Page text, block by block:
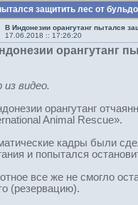
защитить лес от
В Индонезии орангутанг пытался
17.06.2018 :: 17:26:20
орангутанг
из видео.
орангутанг
Animal Rescue».
кадры были
и попытался
все же не смогло
(резервацию).